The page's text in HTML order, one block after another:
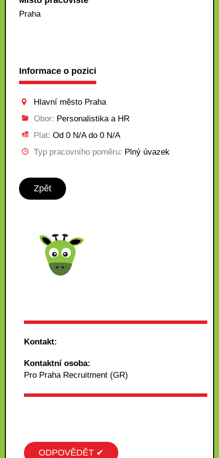
Praha
Informace o pozici
Hlavní město Praha
Obor: Personalistika a HR
Plat: Od 0 N/A do 0 N/A
Typ pracovního poměru: Plný úvazek
Zpět
Kontakt:
Kontaktní osoba:
Pro Praha Recruitment (GR)
ODPOVĚDĚT ✔